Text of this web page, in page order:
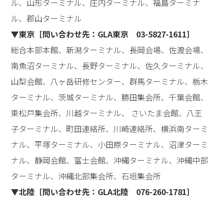
ル、山形ターミナル、庄内ターミナル、福島ターミナ
ル、郡山ターミナル
▼東京［問い合わせ先：GLA東京 03-5827-1611］
総合本部本館、新潟ターミナル、長岡会場、佐渡会場、
南魚沼ターミナル、長野ターミナル、佐久ターミナル、
山梨会館、八ヶ岳研修センター、群馬ターミナル、栃木
ターミナル、茨城ターミナル、勝田集会所、千葉会館、
東松戸集会所、川越ターミナル、 さいたま会館、八王
子ターミナル、町田連絡所、川崎連絡所、横浜南ターミ
ナル、平塚ターミナル、小田原ターミナル、沼津ターミ
ナル、静岡会館、富士会館、沖縄ターミナル、沖縄中部
ターミナル、沖縄北部集会所、石垣集会所
▼北陸［問い合わせ先：GLA北陸 076-260-1781］